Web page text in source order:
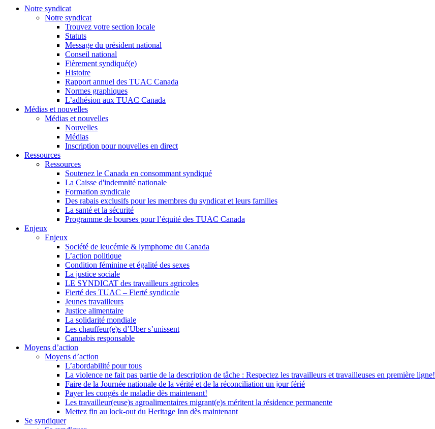
Notre syndicat
Notre syndicat
Trouvez votre section locale
Statuts
Message du président national
Conseil national
Fièrement syndiqué(e)
Histoire
Rapport annuel des TUAC Canada
Normes graphiques
L’adhésion aux TUAC Canada
Médias et nouvelles
Médias et nouvelles
Nouvelles
Médias
Inscription pour nouvelles en direct
Ressources
Ressources
Soutenez le Canada en consommant syndiqué
La Caisse d'indemnité nationale
Formation syndicale
Des rabais exclusifs pour les membres du syndicat et leurs families
La santé et la sécurité
Programme de bourses pour l’équité des TUAC Canada
Enjeux
Enjeux
Société de leucémie & lymphome du Canada
L’action politique
Condition féminine et égalité des sexes
La justice sociale
LE SYNDICAT des travailleurs agricoles
Fierté des TUAC – Fierté syndicale
Jeunes travailleurs
Justice alimentaire
La solidarité mondiale
Les chauffeur(e)s d’Uber s’unissent
Cannabis responsable
Moyens d’action
Moyens d’action
L’abordabilité pour tous
La violence ne fait pas partie de la description de tâche : Respectez les travailleurs et travailleuses en première ligne!
Faire de la Journée nationale de la vérité et de la réconciliation un jour férié
Payer les congés de maladie dès maintenant!
Les travailleur(euse)s agroalimentaires migrant(e)s méritent la résidence permanente
Mettez fin au lock-out du Heritage Inn dès maintenant
Se syndiquer